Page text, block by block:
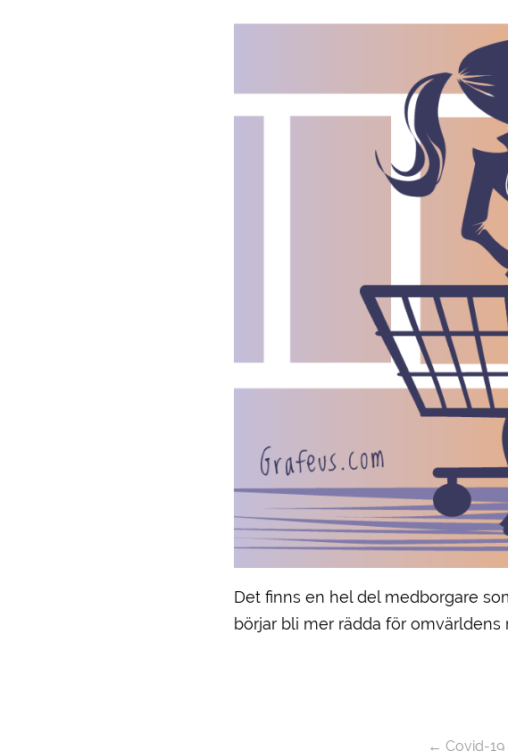
Det finns en hel del medborgare
börjar bli mer rädda för omvärldens
←Covid-